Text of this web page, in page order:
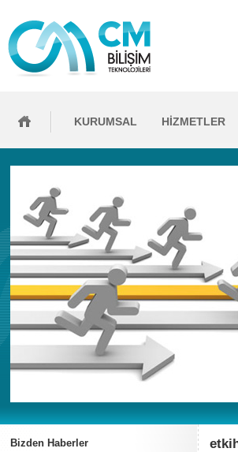
KURUMSAL HİZMETLER
Bizden Haberler